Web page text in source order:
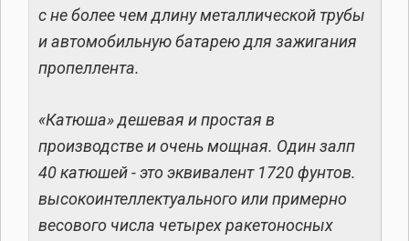
с не более чем длину металлической трубы
и автомобильную батарею для зажигания
пропеллента.
«Катюша» дешевая и простая в
производстве и очень мощная. Один залп
40 катюшей - это эквивалент 1720 фунтов.
высокоинтеллектуального или примерно
весового числа четырех ракетоносных